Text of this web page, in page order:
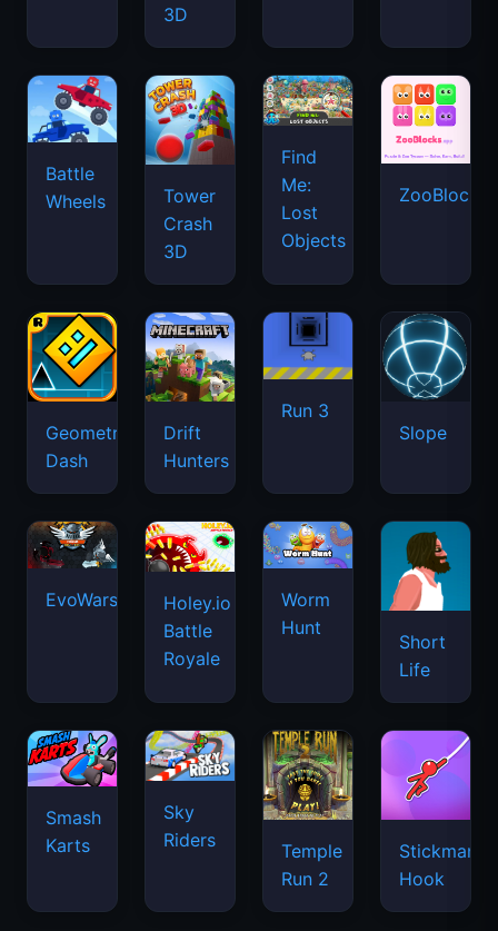
3D
Battle
Wheels
Tower
Crash
3D
Find
Me:
Lost
Objects
ZooBlocks
Geometry
Dash
Drift
Hunters
Run 3
Slope
EvoWars.io
Holey.io
Battle
Royale
Worm
Hunt
Short
Life
Smash
Karts
Sky
Riders
Temple
Run 2
Stickman
Hook